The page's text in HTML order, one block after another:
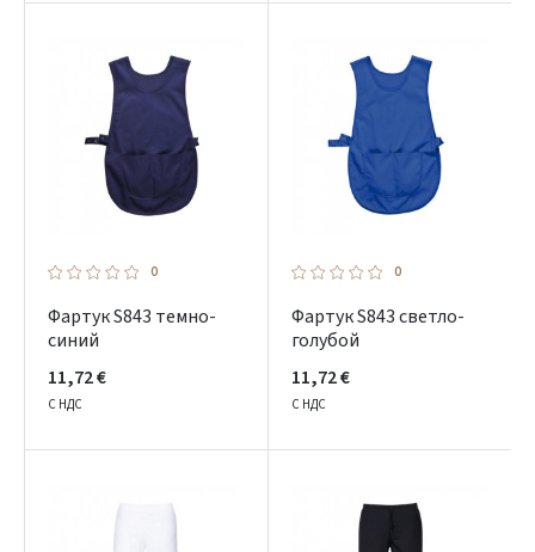
0
Фартук S843 темно-
синий
11,72 €
С НДС
0
Фартук S843 светло-
голубой
11,72 €
С НДС